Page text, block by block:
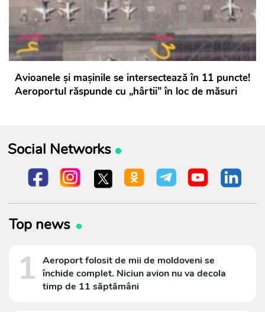
Avioanele și mașinile se intersectează în 11 puncte!
Aeroportul răspunde cu „hârtii” în loc de măsuri
Social Networks
Top news
1 Aeroport folosit de mii de moldoveni se
închide complet. Niciun avion nu va decola
timp de 11 săptămâni